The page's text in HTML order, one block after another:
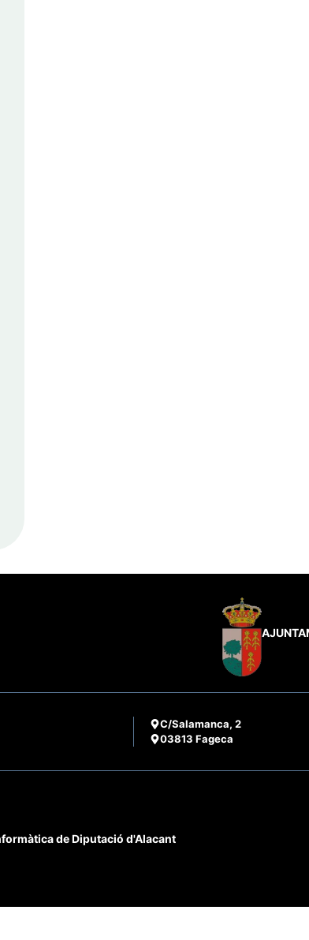
C/Salamanca, 2
03813 Fageca
de Diputació d'Alacant